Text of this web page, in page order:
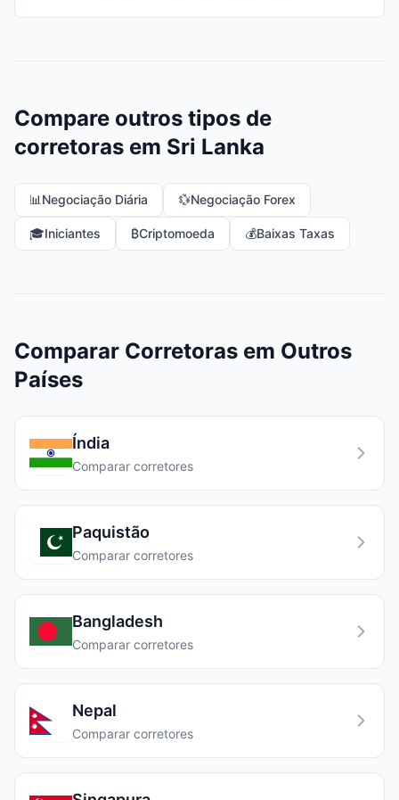
Compare outros tipos de
corretoras em Sri Lanka
📊 Negociação Diária 💱Negociação Forex
🎓Iniciantes ₿Criptomoeda 💰Baixas Taxas
Comparar Corretoras em Outros
Países
Índia
Comparar corretores
Paquistão
Comparar corretores
Bangladesh
Comparar corretores
Nepal
Comparar corretores